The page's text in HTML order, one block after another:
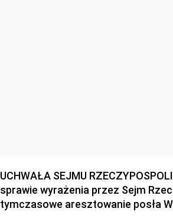
UCHWAŁA SEJMU
sprawie wyrażenia przez Sejm
tymczasowe aresztowanie posła